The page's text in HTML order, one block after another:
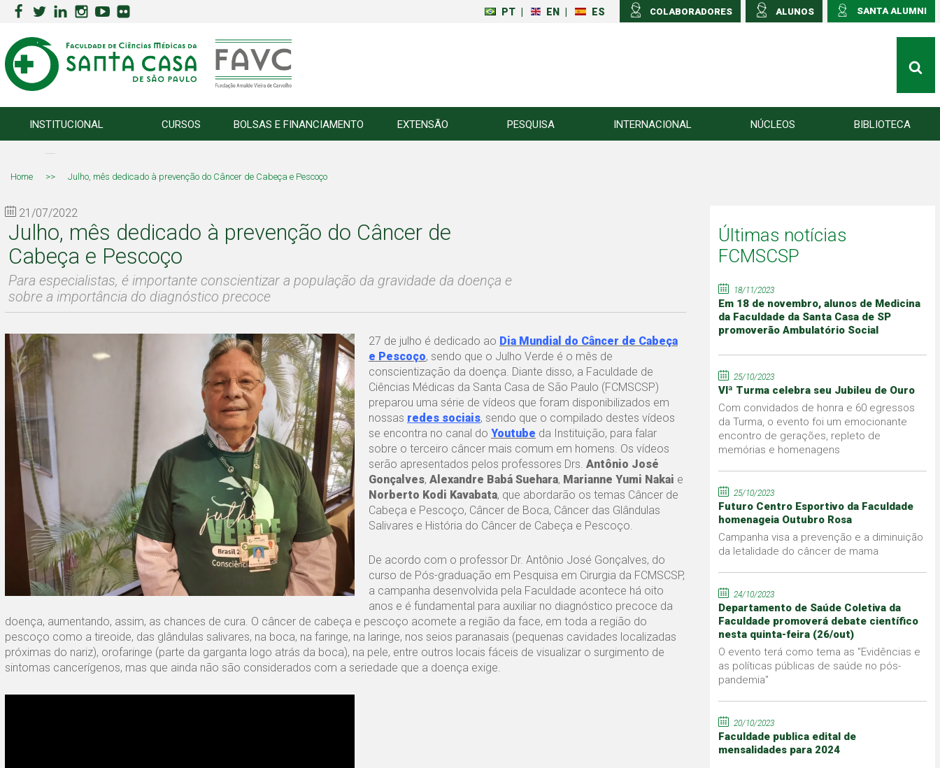
SANTA ALUMNI
ALUNOS
COLABORADORES
PT EN ES
INSTITUCIONAL CURSOS BOLSAS E FINANCIAMENTO EXTENSÃO PESQUISA INTERNACIONAL NÚCLEOS BIBLIOTECA
Home >> Julho, mês dedicado à prevenção do Câncer de Cabeça e Pescoço
21/07/2022
Julho, mês dedicado à prevenção do Câncer de
Cabeça e Pescoço
Para especialistas, é importante conscientizar a população da gravidade da doença e
sobre a importância do diagnóstico precoce
27 de julho é dedicado ao Dia Mundial do Câncer de Cabeça
e Pescoço, sendo que o Julho Verde é o mês de
conscientização da doença. Diante disso, a Faculdade de
Ciências Médicas da Santa Casa de São Paulo (FCMSCSP)
preparou uma série de vídeos que foram disponibilizados em
nossas redes sociais, sendo que o compilado destes vídeos
se encontra no canal do Youtube da Instituição, para falar
sobre o terceiro câncer mais comum em homens. Os vídeos
serão apresentados pelos professores Drs. Antônio José
Gonçalves, Alexandre Babá Suehara, Marianne Yumi Nakai e
Norberto Kodi Kavabata, que abordarão os temas Câncer de
Cabeça e Pescoço, Câncer de Boca, Câncer das Glândulas
Salivares e História do Câncer de Cabeça e Pescoço.
De acordo com o professor Dr. Antônio José Gonçalves, do
curso de Pós-graduação em Pesquisa em Cirurgia da FCMSCSP,
a campanha desenvolvida pela Faculdade acontece há oito
anos e é fundamental para auxiliar no diagnóstico precoce da
doença, aumentando, assim, as chances de cura. O câncer de cabeça e pescoço acomete a região da face, em toda a região do
pescoço como a tireoide, das glândulas salivares, na boca, na faringe, na laringe, nos seios paranasais (pequenas cavidades localizadas
próximas do nariz), orofaringe (parte da garganta logo atrás da boca), na pele, entre outros locais fáceis de visualizar o surgimento de
sintomas cancerígenos, mas que ainda não são considerados com a seriedade que a doença exige.
Últimas notícias
FCMSCSP
18/11/2023
Em 18 de novembro, alunos de Medicina
da Faculdade da Santa Casa de SP
promoverão Ambulatório Social
25/10/2023
VIª Turma celebra seu Jubileu de Ouro
Com convidados de honra e 60 egressos
da Turma, o evento foi um emocionante
encontro de gerações, repleto de
memórias e homenagens
25/10/2023
Futuro Centro Esportivo da Faculdade
homenageia Outubro Rosa
Campanha visa a prevenção e a diminuição
da letalidade do câncer de mama
24/10/2023
Departamento de Saúde Coletiva da
Faculdade promoverá debate científico
nesta quinta-feira (26/out)
O evento terá como tema as "Evidências e
as políticas públicas de saúde no pós-
pandemia"
20/10/2023
Faculdade publica edital de
mensalidades para 2024